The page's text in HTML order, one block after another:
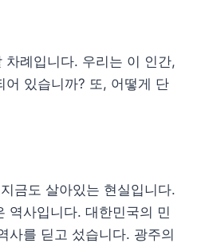
차례입니다. 우리는 이 인간,
어 있습니까? 또, 어떻게 단
금도 살아있는 현실입니다.
역사입니다. 대한민국의 민
사를 딛고 섰습니다. 광주의